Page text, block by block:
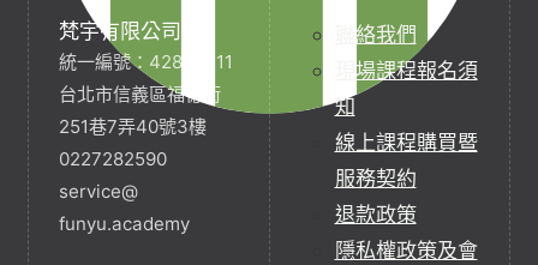
梵宇有限公司
統一編號：42854211
台北市信義區福德街
251巷7弄40號3樓
0227282590
service@
funyu.academy
聯絡我們
現場課程報名須
知
線上課程購買暨
服務契約
退款政策
隱私權政策及會